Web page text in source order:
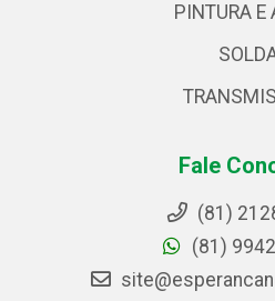
PINTURA E
Fale
(81)
(81)